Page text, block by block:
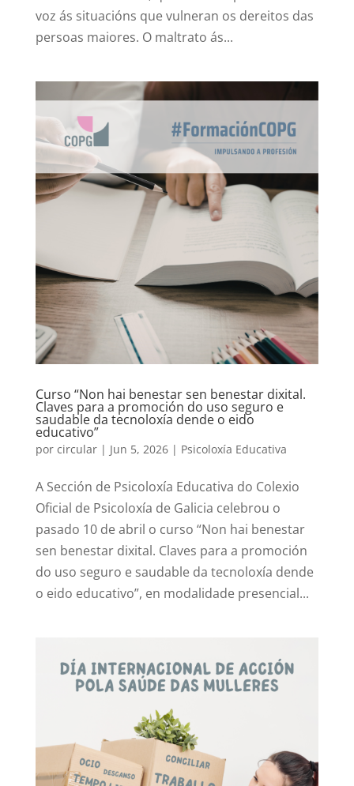
voz ás situacións que vulneran os dereitos das
persoas maiores. O maltrato ás...
Curso “Non hai benestar sen benestar dixital.
Claves para a promoción do uso seguro e
saudable da tecnoloxía dende o eido
educativo”
por circular| Jun 5, 2026| Psicoloxía Educativa
A Sección de Psicoloxía Educativa do Colexio
Oficial de Psicoloxía de Galicia celebrou o
pasado 10 de abril o curso “Non hai benestar
sen benestar dixital. Claves para a promoción
do uso seguro e saudable da tecnoloxía dende
o eido educativo”, en modalidade presencial...